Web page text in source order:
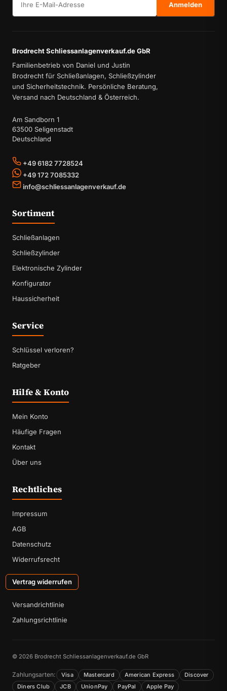
Anmelden
Brodrecht Schliessanlagenverkauf.de GbR
Familienbetrieb von Daniel und Justin
Brodrecht für Schließanlagen, Schließzylinder
und Sicherheitstechnik. Persönliche Beratung,
Versand nach Deutschland & Österreich.
Am Sandborn 1
63500 Seligenstadt
Deutschland
+49 6182 7728524
+49 172 7085332
info@schliessanlagenverkauf.de
Sortiment
Schließanlagen
Schließzylinder
Elektronische Zylinder
Konfigurator
Haussicherheit
Service
Schlüssel verloren?
Ratgeber
Hilfe & Konto
Mein Konto
Häufige Fragen
Kontakt
Über uns
Rechtliches
Impressum
AGB
Datenschutz
Widerrufsrecht
Vertrag widerrufen
Versandrichtlinie
Zahlungsrichtlinie
© 2026 Brodrecht Schliessanlagenverkauf.de GbR
Zahlungsarten: Visa Mastercard American Express
Discover
Diners Club
JCB UnionPay PayPal Apple Pay